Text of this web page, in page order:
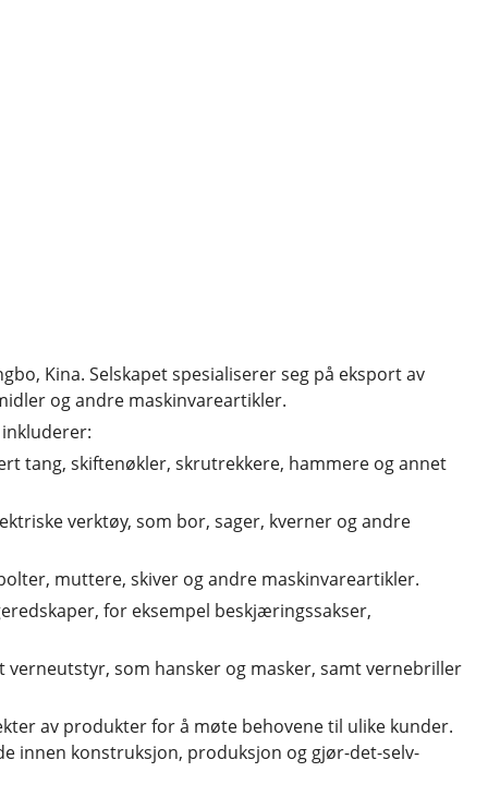
Kina. Selskapet spesialiserer seg på eksport av
og andre maskinvareartikler.
inkluderer:
tang, skiftenøkler, skrutrekkere, hammere og annet
verktøy, som bor, sager, kverner og andre
muttere, skiver og andre maskinvareartikler.
for eksempel beskjæringssakser,
som hansker og masker, samt vernebriller
av produkter for å møte behovene til ulike kunder.
innen konstruksjon, produksjon og gjør-det-selv-